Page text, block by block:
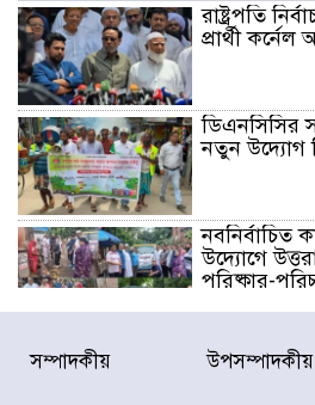
রাষ্ট্রপতি
প্রার্থী
ডিএনসিসির
নতুন উদ্যোগ
নবনির্বাচিত
উদ্যোগে
পরিষ্কার-
ডিএমপির
৫০৪, উদ্ধার
সম্পাদকীয় উপসম্পাদকীয়